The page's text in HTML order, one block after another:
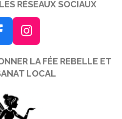
RÉSEAUX SOCIAUX
I
s
t
r
LA FÉE REBELLE ET
LOCAL